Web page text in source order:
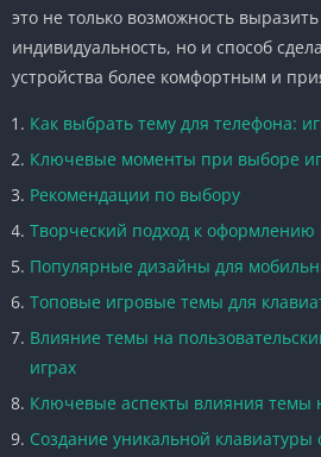
это не только возможность
индивидуальность, но и способ
устройства более комфортным и
Как выбрать тему для телефона:
Ключевые моменты при выборе
Рекомендации по выбору
Творческий подход к оформлению
Популярные дизайны для
Топовые игровые темы для
Влияние темы на
играх
Ключевые аспекты влияния темы
Создание уникальной клавиатуры